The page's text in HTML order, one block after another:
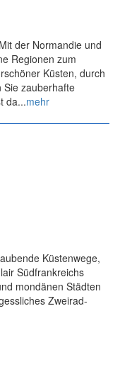
der Normandie und
Regionen zum
Küsten, durch
Sie zauberhafte
da...mehr
Küstenwege,
Südfrankreichs
mondänen Städten
Zweirad-